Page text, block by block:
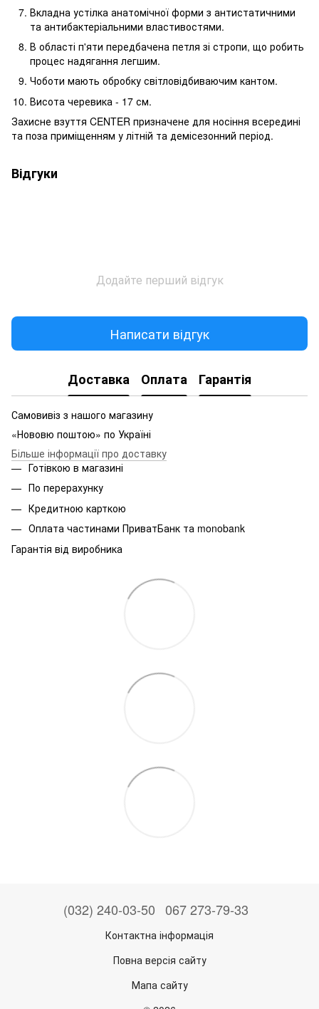
Вкладна устілка анатомічної форми з антистатичними
та антибактеріальними властивостями.
В області п'яти передбачена петля зі стропи, що робить
процес надягання легшим.
Чоботи мають обробку світловідбиваючим кантом.
Висота черевика - 17 см.
Захисне взуття CENTER призначене для носіння всередині
та поза приміщенням у літній та демісезонний період.
Відгуки
Додайте перший відгук
Написати відгук
Доставка Оплата Гарантія
Самовивіз з нашого магазину
«Нововю поштою» по Україні
Більше інформації про доставку
Готівкою в магазині
По перерахунку
Кредитною карткою
Оплата частинами ПриватБанк та monobank
Гарантія від виробника
(032) 240-03-50 067 273-79-33
Контактна інформація
Повна версія сайту
Мапа сайту